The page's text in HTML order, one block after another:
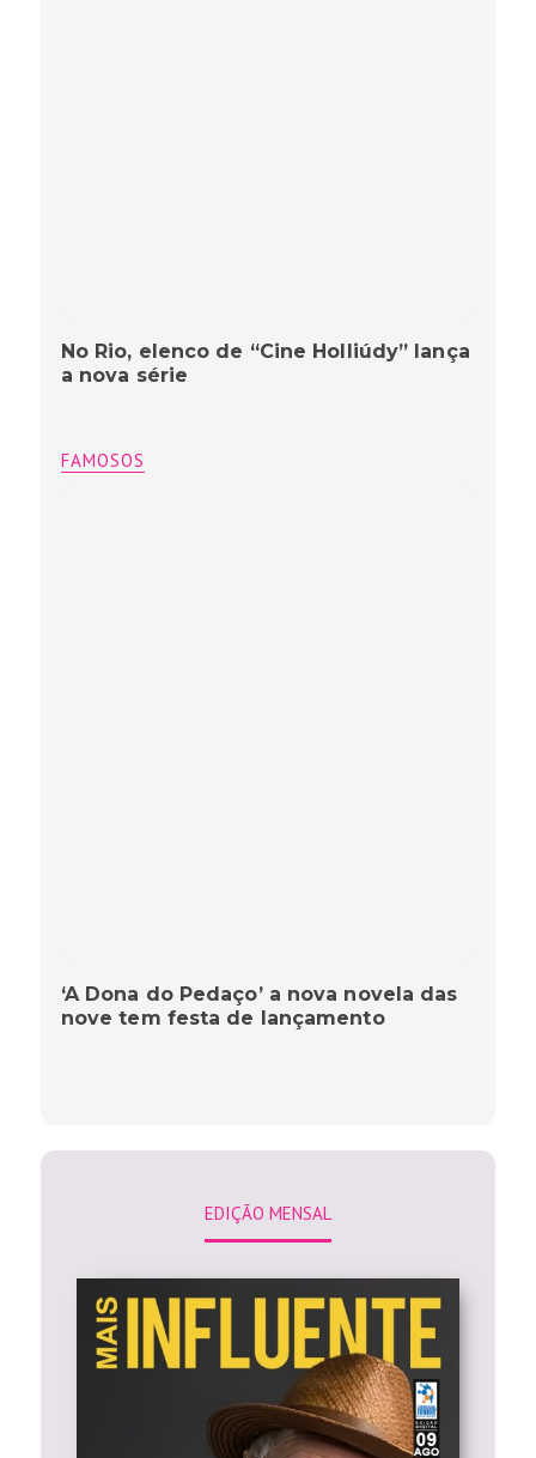
No Rio, elenco de “Cine Holliúdy” lança
a nova série
FAMOSOS
‘A Dona do Pedaço’ a nova novela das
nove tem festa de lançamento
EDIÇÃO MENSAL